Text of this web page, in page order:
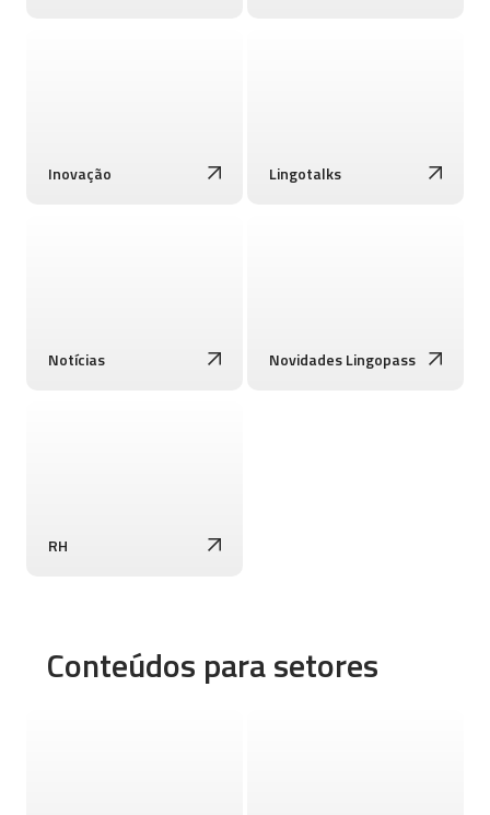
Inovação Lingotalks
Notícias Novidades Lingopass
RH
Conteúdos para setores